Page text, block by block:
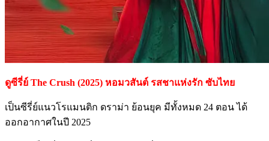
ดูซีรี่ย์ The Crush (2025) หอมวสันต์ รสชาแห่งรัก ซับไทย
เป็นซีรี่ย์แนวโรแมนติก ดราม่า ย้อนยุค มีทั้งหมด 24 ตอน ได้
ออกอากาศในปี 2025